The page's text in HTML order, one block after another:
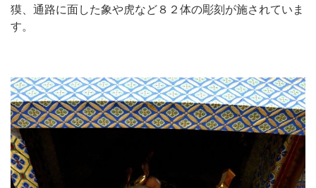
獏、通路に面した象や虎など８２体の彫刻が施されていま
す。